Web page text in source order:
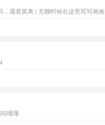
，愿君莫离 | 无聊时候在这里写写画画
嘎嘎